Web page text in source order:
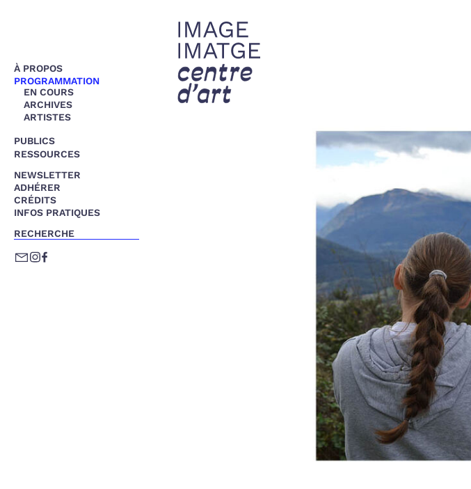
À PROPOS
PROGRAMMATION
EN COURS
ARCHIVES
ARTISTES
PUBLICS
VISITES GUIDÉES
PROJETS
COLLABORATIFS
RESSOURCES
OUTILS
DOCUMENTATION
NEWSLETTER
ADHÉRER
CRÉDITS
INFOS PRATIQUES
RECHERCHE